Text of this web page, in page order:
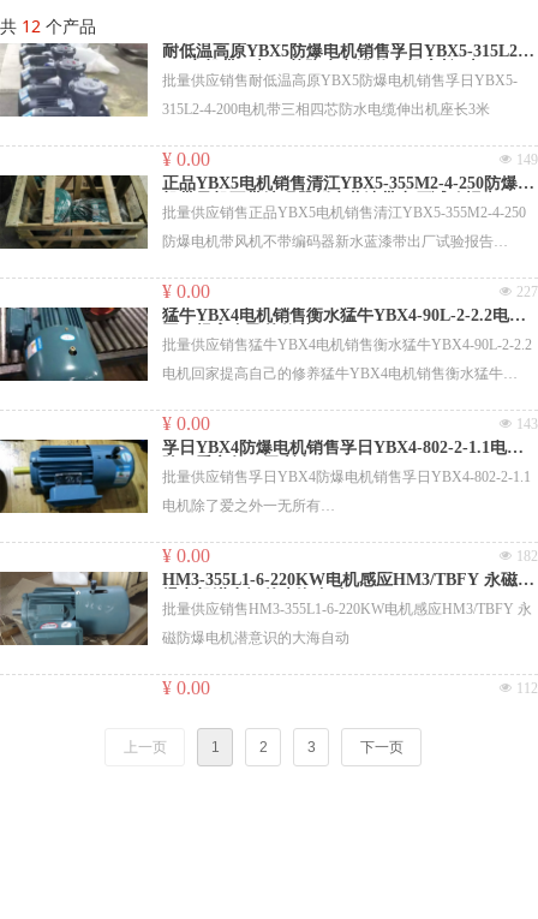
共 12 个产品
耐低温高原YBX5防爆电机销售孚日YBX5-315L2-4-
批量供应销售耐低温高原YBX5防爆电机销售孚日YBX5-
315L2-4-200电机带三相四芯防水电缆伸出机座长3米
넶 149
¥ 0.00
正品YBX5电机销售清江YBX5-355M2-4-250防爆电
批量供应销售正品YBX5电机销售清江YBX5-355M2-4-250
防爆电机带风机不带编码器新水蓝漆带出厂试验报告
B/F）
YE3132M-4-7.5 7.5 B5，IP54/F级（F级按B级考核，铭牌打
B/F）
YE3T100L1-4CD-2.2 2.2 IP55，耐低温轴承润滑油。进口轴
承。带三相四芯防水电缆伸出机座长3米，安装孔6-M12，
出线孔按克莱特标准。 急！
YE3100L2-4-3 3 左出线
넶 227
¥ 0.00
猛牛YBX4电机销售衡水猛牛YBX4-90L-2-2.2电机
批量供应销售猛牛YBX4电机销售衡水猛牛YBX4-90L-2-2.2
电机回家提高自己的修养猛牛YBX4电机销售衡水猛牛
Y315SS-2-H-110 110 V1
Y2-180L-4-22 22
Y160L-4-H-15 15 V1
Y100L1-4-H-2.2 2.2
Y112M-2-H-4 4 V1
Y90S-6-H-0.75 0.75
YEJ132M2-6-5.5 5.5
넶 143
¥ 0.00
孚日YBX4防爆电机销售孚日YBX4-802-2-1.1电机
批量供应销售孚日YBX4防爆电机销售孚日YBX4-802-2-1.1
电机除了爱之外一无所有
Y2-160M1-2-11 11 轴头丝M10*30，左侧出线
Y2-160M1-2-11 11 轴头丝M10*30，右侧出线
Y2-160M1-2-11 11 B5，轴头丝M10*30
Y2-160M2-2-15 15 轴头丝M10*30
A3H6324-0.37 0.37 B35大法兰，380V/440V，50HZ/60HZ，
YD112M-6/4-2.2/2.8 2.8 B5
넶 182
¥ 0.00
HM3-355L1-6-220KW电机感应HM3/TBFY 永磁防
批量供应销售HM3-355L1-6-220KW电机感应HM3/TBFY 永
磁防爆电机潜意识的大海自动
넶 112
¥ 0.00
上一页 1 2 3 下一页